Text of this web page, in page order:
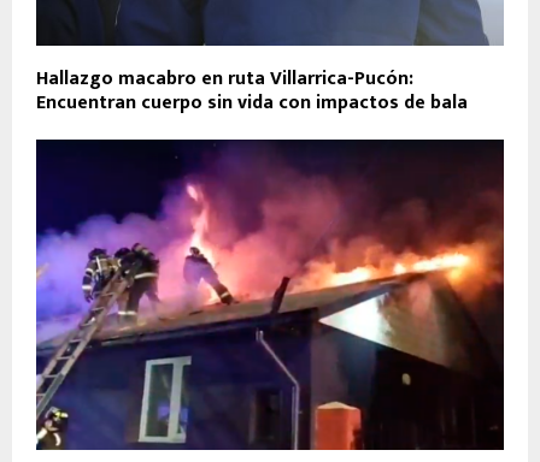
Hallazgo macabro en ruta Villarrica-Pucón:
Encuentran cuerpo sin vida con impactos de bala